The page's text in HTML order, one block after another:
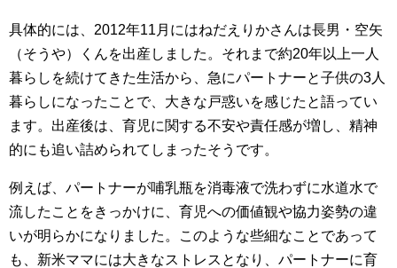
具体的には、2012年11月にはねだえりかさんは長男・空矢
（そうや）くんを出産しました。それまで約20年以上一人
暮らしを続けてきた生活から、急にパートナーと子供の3人
暮らしになったことで、大きな戸惑いを感じたと語ってい
ます。出産後は、育児に関する不安や責任感が増し、精神
的にも追い詰められてしまったそうです。
例えば、パートナーが哺乳瓶を消毒液で洗わずに水道水で
流したことをきっかけに、育児への価値観や協力姿勢の違
いが明らかになりました。このような些細なことであって
も、新米ママには大きなストレスとなり、パートナーに育